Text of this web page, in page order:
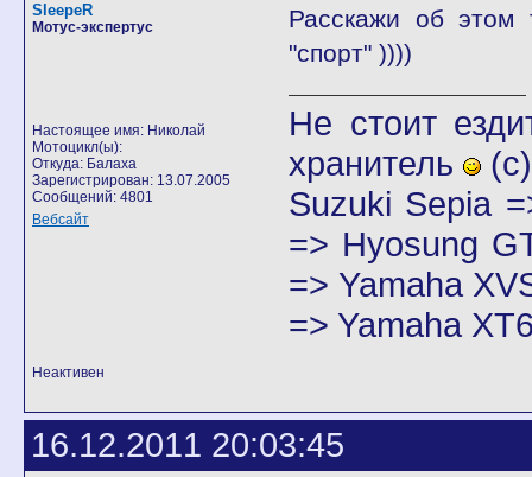
SleepeR
Мотус-экспертус
Настоящее имя: Николай
Мотоцикл(ы):
Откуда: Балаха
Зарегистрирован: 13.07.2005
Сообщений: 4801
Вебсайт
Расскажи об этом
"спорт" ))))
Не стоит
хранитель
(с)
Suzuki Sepia
=> Hyosung
=> Yamaha
=> Yamaha
Неактивен
16.12.2011 20:03:45